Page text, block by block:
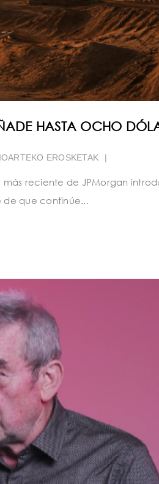
HASTA OCHO
EROSKETAK |
reciente de JPMorgan
que continúe...